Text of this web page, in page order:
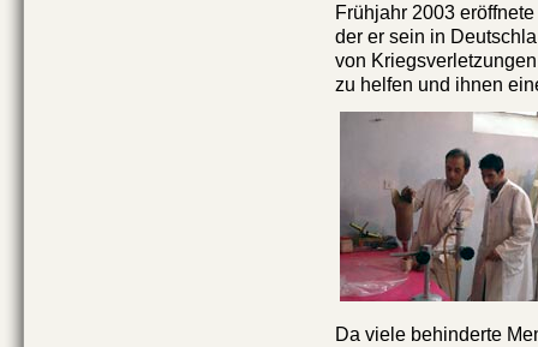
Frühjahr 2003
der er sein in
von
zu helfen und ihnen
Da viele behinderte